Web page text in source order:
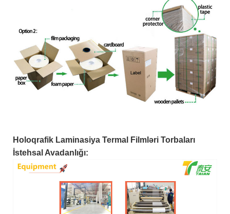
Holoqrafik Laminasiya Termal Filmləri Torbaları
İstehsal Avadanlığı: